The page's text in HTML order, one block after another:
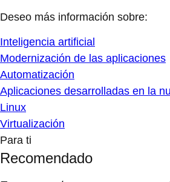
Deseo más información sobre:
Inteligencia artificial
Modernización de las aplicaciones
Automatización
Aplicaciones desarrolladas en la
Linux
Virtualización
Para ti
Recomendado